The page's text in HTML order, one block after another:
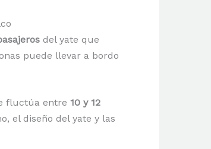
del yate que
puede llevar a bordo
fluctúa entre 10 y 12
el diseño del yate y las